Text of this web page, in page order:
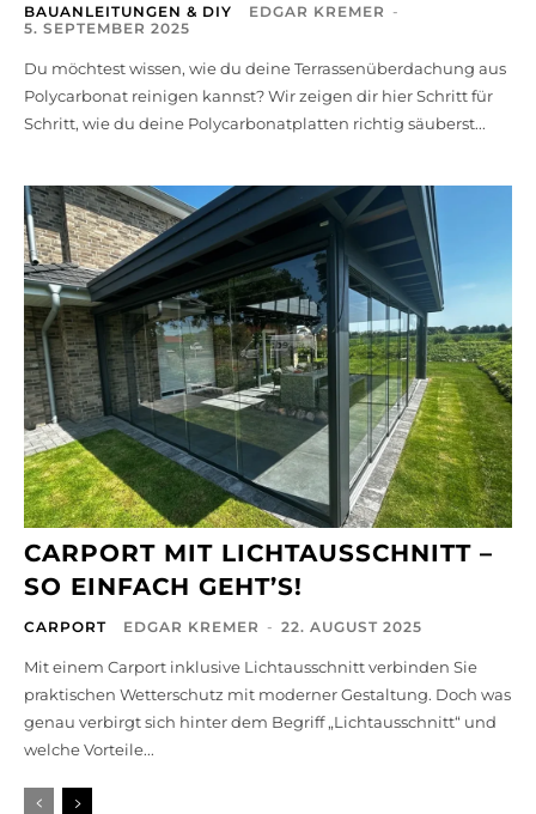
BAUANLEITUNGEN & DIY EDGAR KREMER -
5. SEPTEMBER 2025
Du möchtest wissen, wie du deine Terrassenüberdachung aus
Polycarbonat reinigen kannst? Wir zeigen dir hier Schritt für
Schritt, wie du deine Polycarbonatplatten richtig säuberst...
CARPORT MIT LICHTAUSSCHNITT –
SO EINFACH GEHT’S!
CARPORT EDGAR KREMER - 22. AUGUST 2025
Mit einem Carport inklusive Lichtausschnitt verbinden Sie
praktischen Wetterschutz mit moderner Gestaltung. Doch was
genau verbirgt sich hinter dem Begriff „Lichtausschnitt“ und
welche Vorteile...